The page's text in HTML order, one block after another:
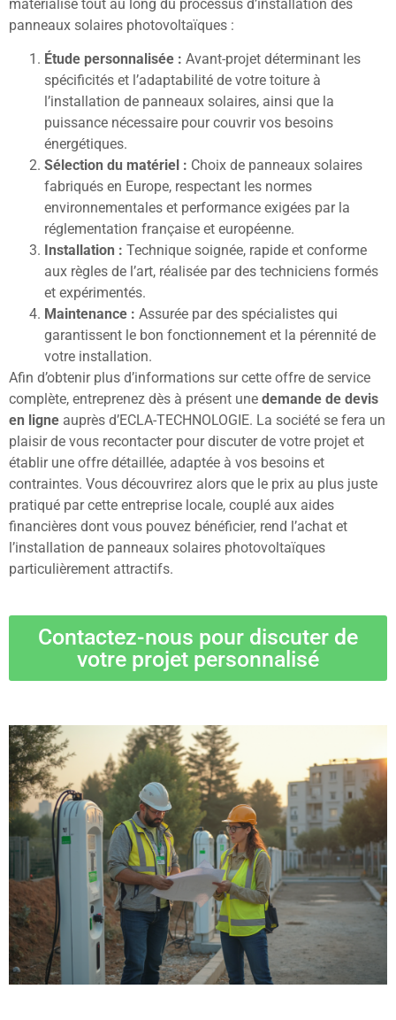
matérialise tout au long du processus d’installation des
panneaux solaires photovoltaïques :
Étude personnalisée : Avant-projet déterminant les
spécificités et l’adaptabilité de votre toiture à
l’installation de panneaux solaires, ainsi que la
puissance nécessaire pour couvrir vos besoins
énergétiques.
Sélection du matériel : Choix de panneaux solaires
fabriqués en Europe, respectant les normes
environnementales et performance exigées par la
réglementation française et européenne.
Installation : Technique soignée, rapide et conforme
aux règles de l’art, réalisée par des techniciens formés
et expérimentés.
Maintenance : Assurée par des spécialistes qui
garantissent le bon fonctionnement et la pérennité de
votre installation.
Afin d’obtenir plus d’informations sur cette offre de service
complète, entreprenez dès à présent une demande de devis
en ligne auprès d’ECLA-TECHNOLOGIE. La société se fera un
plaisir de vous recontacter pour discuter de votre projet et
établir une offre détaillée, adaptée à vos besoins et
contraintes. Vous découvrirez alors que le prix au plus juste
pratiqué par cette entreprise locale, couplé aux aides
financières dont vous pouvez bénéficier, rend l’achat et
l’installation de panneaux solaires photovoltaïques
particulièrement attractifs.
Contactez-nous pour discuter de
votre projet personnalisé